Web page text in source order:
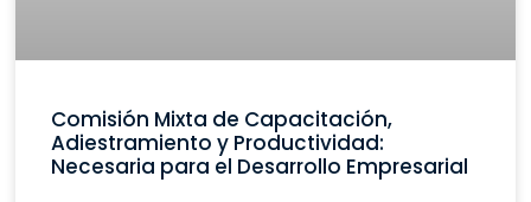
Comisión Mixta de Capacitación,
Adiestramiento y Productividad:
Necesaria para el Desarrollo Empresarial